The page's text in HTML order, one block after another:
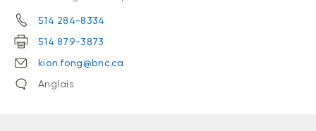
514 284-8334
514 879-3873
kion.fong@bnc.ca
Anglais